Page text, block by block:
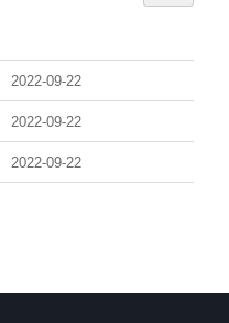
2022-09-22
2022-09-22
2022-09-22